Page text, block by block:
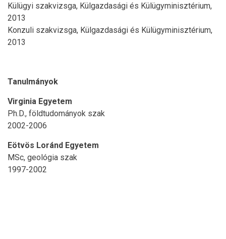
Külügyi szakvizsga, Külgazdasági és Külügyminisztérium,
2013
Konzuli szakvizsga, Külgazdasági és Külügyminisztérium,
2013
Tanulmányok
Virginia Egyetem
Ph.D., földtudományok szak
2002-2006
Eötvös Loránd Egyetem
MSc, geológia szak
1997-2002